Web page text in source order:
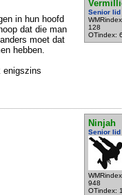
Senior lid
128
OTindex:
in hun hoofd
dat die man
moet dat
hebben.
enigszins
Ninjah
Senior lid
948
OTindex: